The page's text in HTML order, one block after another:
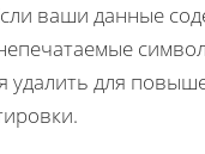
ваши данные
удалить для